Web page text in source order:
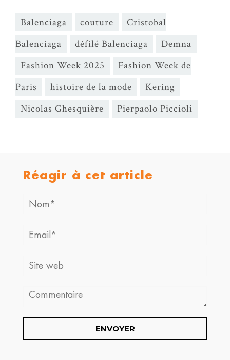
Balenciaga couture
Cristobal
Balenciaga
défilé Balenciaga
Demna
Fashion Week 2025
Fashion Week de
Paris
histoire de la mode
Kering
Nicolas Ghesquière
Pierpaolo Piccioli
Réagir à cet article
Nom*
Email*
Site
web
Comment